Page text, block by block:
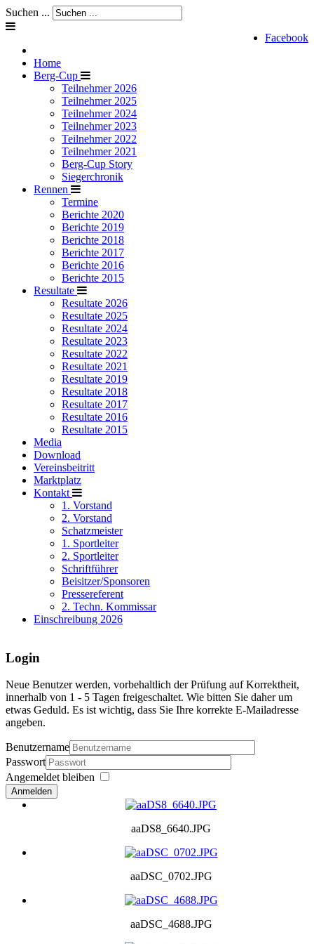
Suchen ...
Facebook
Home
Berg-Cup
Teilnehmer 2026
Teilnehmer 2025
Teilnehmer 2024
Teilnehmer 2023
Teilnehmer 2022
Teilnehmer 2021
Berg-Cup Story
Siegerchronik
Rennen
Termine
Berichte 2020
Berichte 2019
Berichte 2018
Berichte 2017
Berichte 2016
Berichte 2015
Resultate
Resultate 2026
Resultate 2025
Resultate 2024
Resultate 2023
Resultate 2022
Resultate 2021
Resultate 2019
Resultate 2018
Resultate 2017
Resultate 2016
Resultate 2015
Media
Download
Vereinsbeitritt
Marktplatz
Kontakt
1. Vorstand
2. Vorstand
Schatzmeister
1. Sportleiter
2. Sportleiter
Schriftführer
Beisitzer/Sponsoren
Pressereferent
2. Techn. Kommissar
Einschreibung 2026
Login
Neue Benutzer werden, vorbehaltlich der Prüfung auf Korrektheit,
innerhalb von 1 - 5 Tagen freigeschaltet. Wie bitten Sie daher um
etwas Geduld. Es ist wichtig, dass Sie Ihre korrekte E-Mailadresse
angeben.
Benutzername
Passwort
Angemeldet bleiben
Anmelden
aaDS8_6640.JPG
aaDSC_0702.JPG
aaDSC_4688.JPG